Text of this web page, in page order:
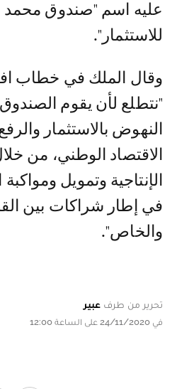
عليه اسم "صندوق
للاستثمار".
وقال الملك في خطاب
"نتطلع لأن يقوم
النهوض بالاستثمار
الاقتصاد الوطني، من
الإنتاجية وتمويل
في إطار شراكات بين
والخاص".
تحرير من طرف عبير
في 24/11/2020 على الساعة 12:00